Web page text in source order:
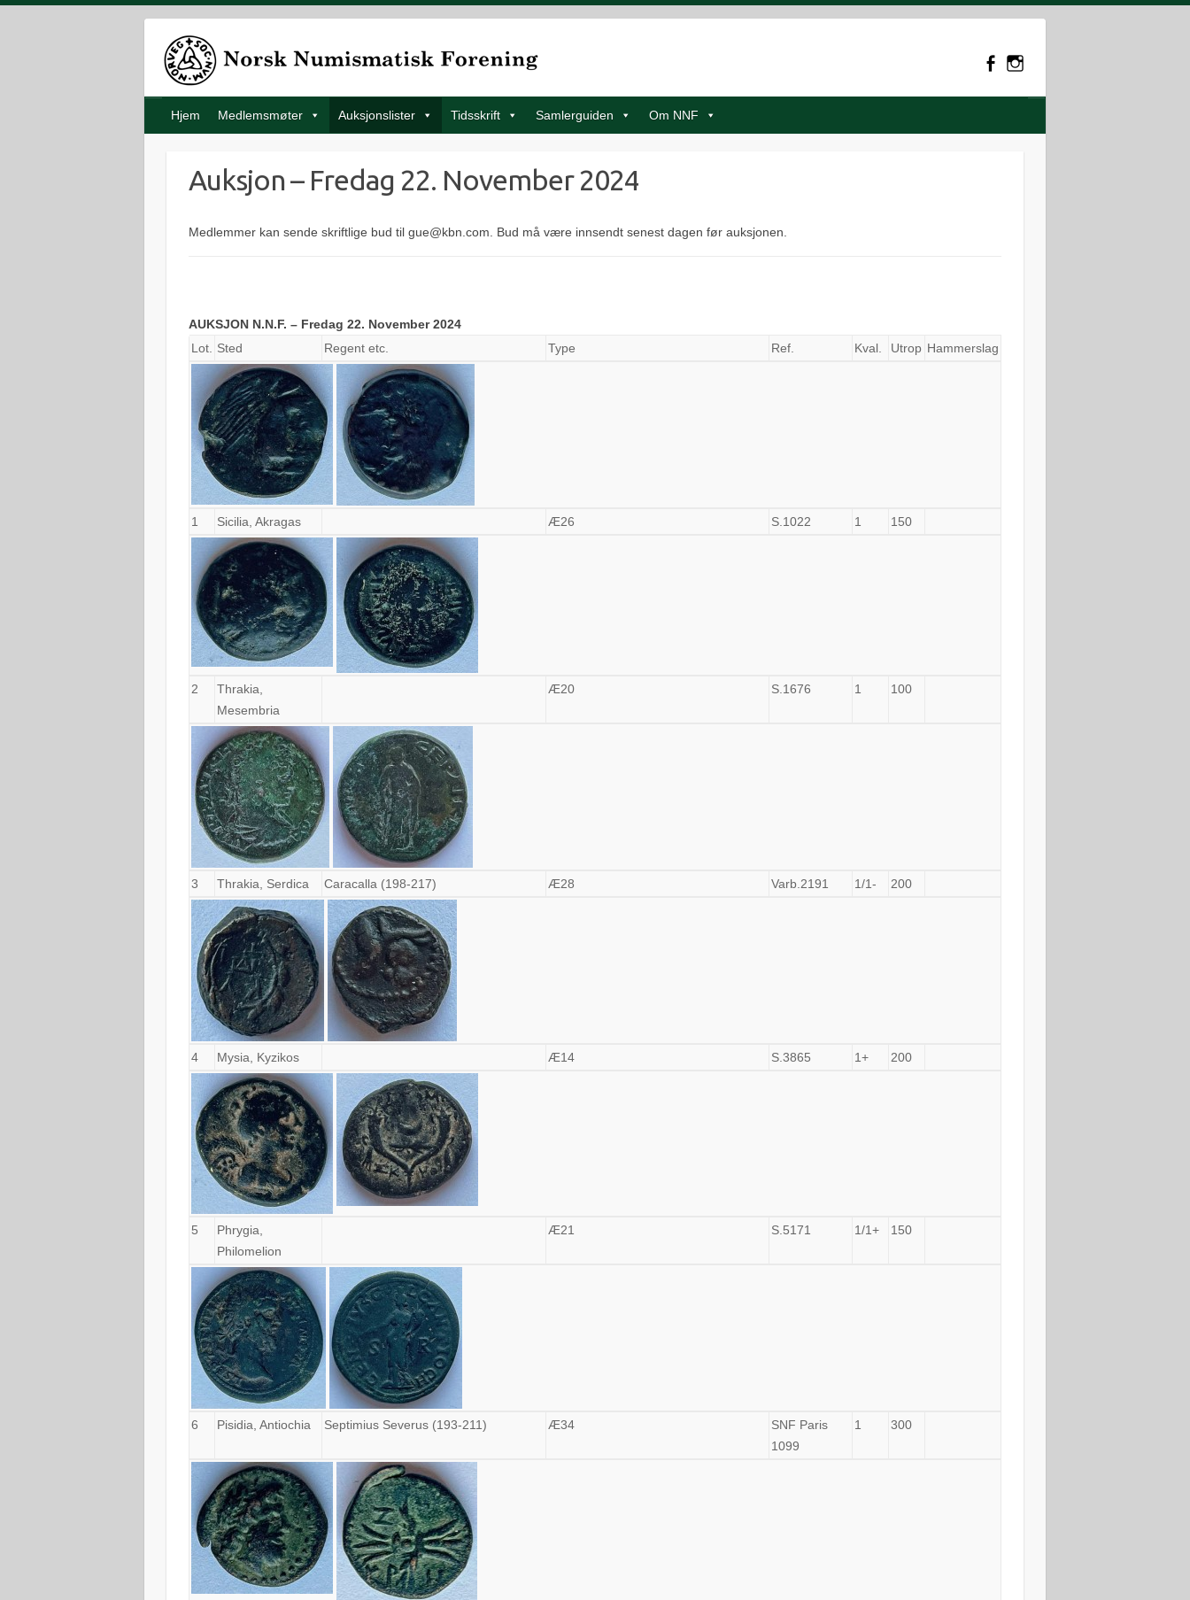
Hjem Medlemsmøter Auksjonslister Tidsskrift Samlerguiden Om NNF
Auksjon – Fredag 22. November 2024
Medlemmer kan sende skriftlige bud til gue@kbn.com. Bud må være innsendt senest dagen før auksjonen.
AUKSJON N.N.F. – Fredag 22. November 2024
Lot.
Sted Regent etc. Type Ref. Kval. Utrop Hammerslag
1 Sicilia, Akragas Æ26 S.1022 1 150
2
Thrakia,
Mesembria
Æ20 S.1676 1 100
3 Thrakia, Serdica Caracalla (198-217) Æ28 Varb.2191 1/1- 200
4 Mysia, Kyzikos Æ14 S.3865 1+ 200
5
Phrygia,
Philomelion
Æ21 S.5171 1/1+ 150
6 Pisidia, Antiochia Septimius Severus (193-211) Æ34
SNF Paris
1099
1 300